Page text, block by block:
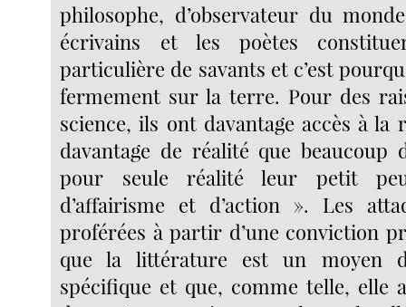
philosophe, d’observateur du
écrivains et les poètes
particulière de savants et c’est
fermement sur la terre. Pour des
science, ils ont davantage accès à la
davantage de réalité que beaucoup
pour seule réalité leur petit
d’affairisme et d’action ». Les
proférées à partir d’une conviction
que la littérature est un moyen
spécifique et que, comme telle, elle